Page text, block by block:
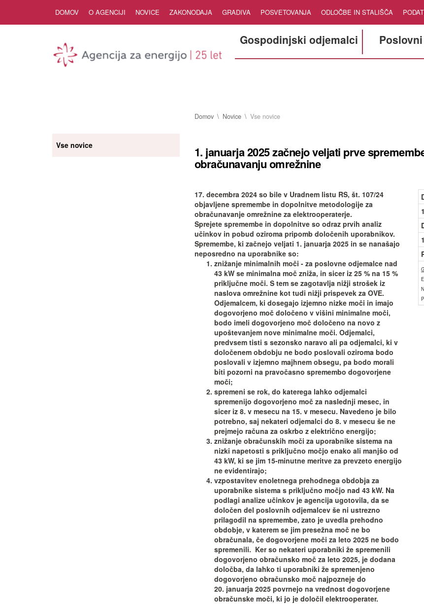
DOMOV O AGENCIJI NOVICE ZAKONODAJA GRADIVA POSVETOVANJA ODLOČBE IN STALIŠČA
Gospodinjski odjemalci
Domov Novice Vse novice
Vse novice 1. januarja 2025 začnejo veljati prve
obračunavanju omrežnine
17. decembra 2024 so bile v Uradnem listu RS, št. 107/24
objavljene spremembe in dopolnitve metodologije za
obračunavanje omrežnine za elektrooperaterje.
Sprejete spremembe in dopolnitve so odraz prvih analiz
učinkov in pobud oziroma pripomb določenih uporabnikov.
Spremembe, ki začnejo veljati 1. januarja 2025 in se nanašajo
neposredno na uporabnike so:
znižanje minimalnih moči - za poslovne odjemalce nad
43 kW se minimalna moč zniža, in sicer iz 25 % na 15 %
priključne moči. S tem se zagotavlja nižji strošek iz
naslova omrežnine kot tudi nižji prispevek za OVE.
Odjemalcem, ki dosegajo izjemno nizke moči in imajo
dogovorjeno moč določeno v višini minimalne moči,
bodo imeli dogovorjeno moč določeno na novo z
upoštevanjem nove minimalne moči. Odjemalci,
predvsem tisti s sezonsko naravo ali pa odjemalci, ki v
določenem obdobju ne bodo poslovali oziroma bodo
poslovali v izjemno majhnem obsegu, pa bodo morali
biti pozorni na pravočasno spremembo dogovorjene
moči;
spremeni se rok, do katerega lahko odjemalci
spremenijo dogovorjeno moč za naslednji mesec, in
sicer iz 8. v mesecu na 15. v mesecu. Navedeno je bilo
potrebno, saj nekateri odjemalci do 8. v mesecu še ne
prejmejo računa za oskrbo z električno energijo;
znižanje obračunskih moči za uporabnike sistema na
nizki napetosti s priključno močjo enako ali manjšo od
43 kW, ki se jim 15-minutne meritve za prevzeto energijo
ne evidentirajo;
vzpostavitev enoletnega prehodnega obdobja za
uporabnike sistema s priključno močjo nad 43 kW. Na
podlagi analize učinkov je agencija ugotovila, da se
določen del poslovnih odjemalcev še ni ustrezno
prilagodil na spremembe, zato je uvedla prehodno
obdobje, v katerem se jim presežna moč ne bo
obračunala, če dogovorjene moči za leto 2025 ne bodo
spremenili. Ker so nekateri uporabniki že spremenili
dogovorjeno obračunsko moč za leto 2025, je dodana
določba, da lahko ti uporabniki že spremenjeno
dogovorjeno obračunsko moč najpozneje do
20. januarja 2025 povrnejo na vrednost dogovorjene
obračunske moči, ki jo je določil elektrooperater.